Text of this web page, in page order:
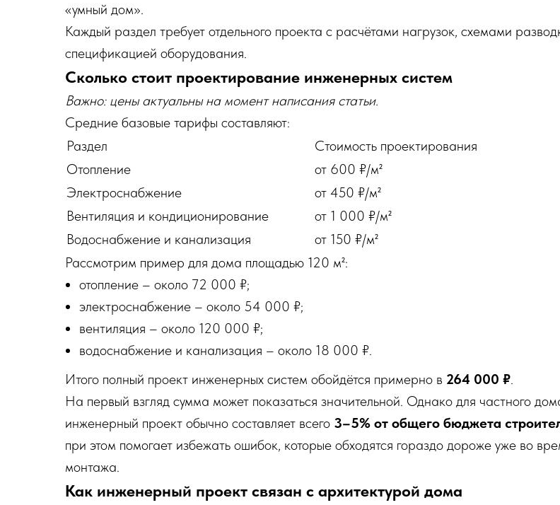
«умный дом».
Каждый раздел требует отдельного проекта с расчётами нагрузок, схемами
спецификацией оборудования.
Сколько стоит проектирование инженерных систем
Важно: цены актуальны на момент написания статьи.
Средние базовые тарифы составляют:
Раздел
Стоимость проектирования
Отопление
от 600 ₽/м²
Электроснабжение
от 450 ₽/м²
Вентиляция и кондиционирование
от 1 000 ₽/м²
Водоснабжение и канализация
от 150 ₽/м²
Рассмотрим пример для дома площадью 120 м²:
отопление – около 72 000 ₽;
электроснабжение – около 54 000 ₽;
вентиляция – около 120 000 ₽;
водоснабжение и канализация – около 18 000 ₽.
Итого полный проект инженерных систем обойдётся примерно в 264 000 ₽.
На первый взгляд сумма может показаться значительной. Однако для частного
инженерный проект обычно составляет всего 3–5% от общего бюджета
при этом помогает избежать ошибок, которые обходятся гораздо дороже уже во
монтажа.
Как инженерный проект связан с архитектурой дома